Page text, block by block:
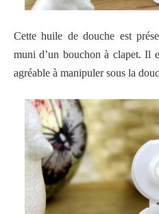
Cette huile de douche est
muni d’un bouchon à clapet. Il
agréable à manipuler sous la